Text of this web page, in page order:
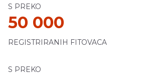
S PREKO
50 000
REGISTRIRANIH FITOVACA
S PREKO